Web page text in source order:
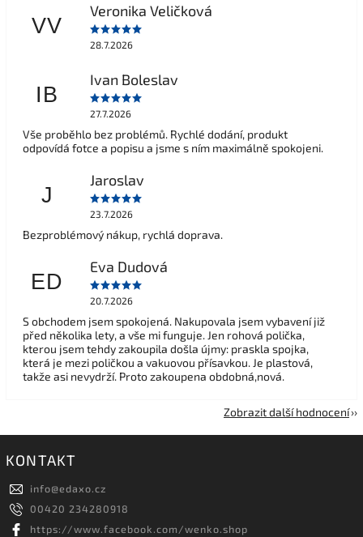
VV
Veronika Veličková
28.7.2026
IB
Ivan Boleslav
27.7.2026
Vše proběhlo bez problémů. Rychlé dodání, produkt
odpovídá fotce a popisu a jsme s ním maximálně spokojeni.
J
Jaroslav
23.7.2026
Bezproblémový nákup, rychlá doprava.
ED
Eva Dudová
20.7.2026
S obchodem jsem spokojená. Nakupovala jsem vybavení již
před několika lety, a vše mi funguje. Jen rohová polička,
kterou jsem tehdy zakoupila došla újmy: praskla spojka,
která je mezi poličkou a vakuovou přísavkou. Je plastová,
takže asi nevydrží. Proto zakoupena obdobná,nová.
Zobrazit další hodnocení
KONTAKT
info@edaxo.cz
00420 234280918
https://www.facebook.com/wenko.shop